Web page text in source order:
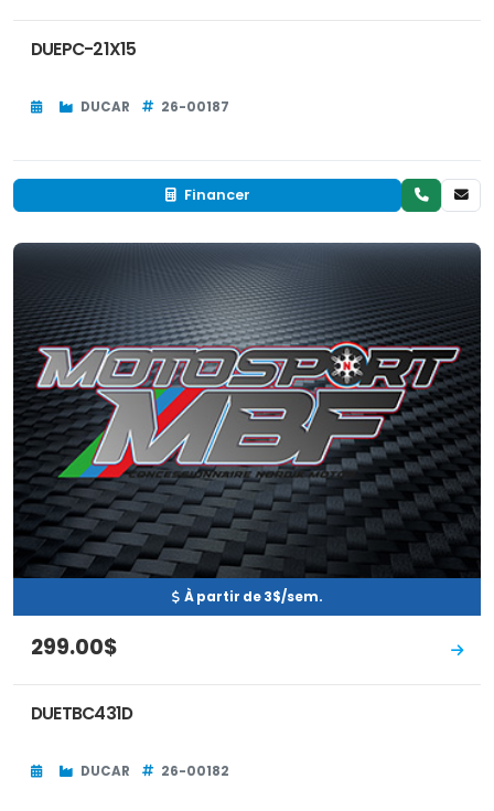
DUEPC-21X15
DUCAR 26-00187
Financer
Neuf
À partir de 3$/sem.
299.00$
DUETBC431D
DUCAR 26-00182